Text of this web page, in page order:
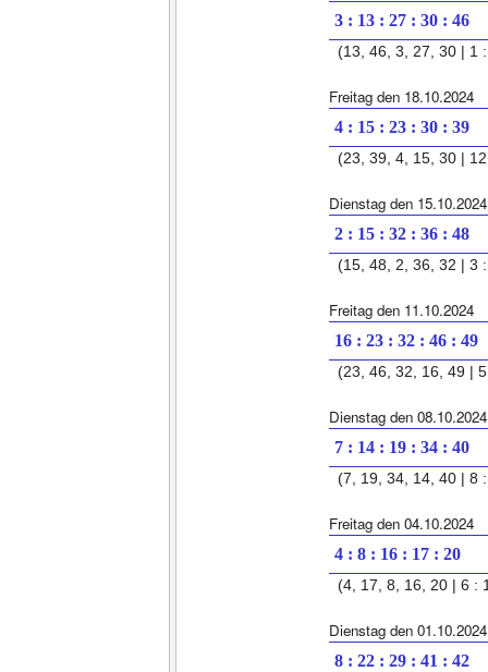
3 : 13 : 27 : 30 : 46
(13, 46, 3, 27, 30 | 1
Freitag den 18.10.2024
4 : 15 : 23 : 30 : 39
(23, 39, 4, 15, 30 |
Dienstag den 15.10.2024
2 : 15 : 32 : 36 : 48
(15, 48, 2, 36, 32 | 3
Freitag den 11.10.2024
16 : 23 : 32 : 46 : 49
(23, 46, 32, 16, 49 |
Dienstag den 08.10.2024
7 : 14 : 19 : 34 : 40
(7, 19, 34, 14, 40 | 8
Freitag den 04.10.2024
4 : 8 : 16 : 17 : 20
(4, 17, 8, 16, 20 | 6 :
Dienstag den 01.10.2024
8 : 22 : 29 : 41 : 42